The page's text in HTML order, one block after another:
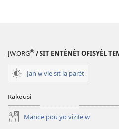
JW.ORG® / SIT ENTÈNÈT OFISYÈL
Jan w vle sit la parèt
Rakousi
Mande pou yo vizite w